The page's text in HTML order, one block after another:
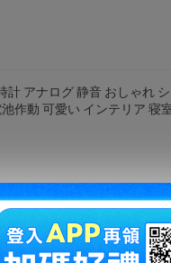
計 アナログ 静音 おしゃれ
作動 可愛い インテリア 寝
Avengers 掛け時計
Clock